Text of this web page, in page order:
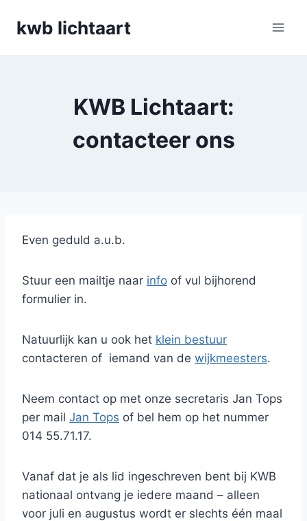
kwb lichtaart
KWB Lichtaart:
contacteer ons
Even geduld a.u.b.
Stuur een mailtje naar info of vul bijhorend
formulier in.
Natuurlijk kan u ook het klein bestuur
contacteren of iemand van de wijkmeesters.
Neem contact op met onze secretaris Jan Tops
per mail Jan Tops of bel hem op het nummer
014 55.71.17.
Vanaf dat je als lid ingeschreven bent bij KWB
nationaal ontvang je iedere maand – alleen
voor juli en augustus wordt er slechts één maal